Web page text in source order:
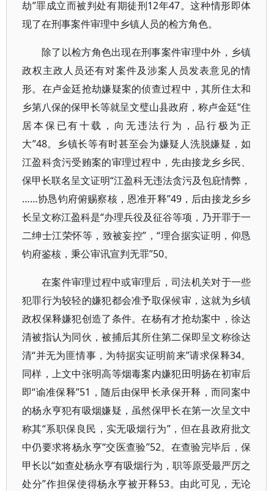
劫”罪成立而被判处有期徒刑12年47。这种情形即体
现了在刑事案件审理中乡镇人员的检方角色。
除了以检方角色出现在刑事案件审理中外，乡镇
政权主政人员还有对案件及涉案人员发表意见的情
形。在卢金廷抢劫嫌疑案的侦查过程中，其所住太和
乡第八保的保甲长等就呈文璧山县政府，称卢金廷“住
居本保已有十载，向无违法行为，品行极为正
大”48。乡镇长等有时甚至会为嫌疑人洗脱嫌疑，如
江盈科贪污受贿案的审理过程中，先由接龙乡乡民、
保甲长联名呈文证明“江盈科无违法贪污及包庇情弊，
……协恳钧府俯赐察核，恩准开释”49，后由接龙乡乡
长呈文称江盈科是“办理兵役及征谷等项，乃开罪于一
二绅士江荣怀等，致被妄控”，“理合据实证明，仰恳
钧府鉴核，秉公审讯宣判无罪”50。
在案件审理过程中或审理后，司法机关对于一些
犯罪行为较轻的嫌犯都会准予取保候审，这就为乡镇
政权保释嫌犯创造了条件。在杨有才抢劫案中，徐达
清被指认为同伙，被捕后其所住第二保即呈文称徐达
清“并无为匪情事，为特据实证明前来”请求保释34。
同样，上文中张明高等烟毒案内嫌犯田明扬在初审后
即“谕准保释”51，随后由保甲长承保开释，而同案中
的杨永亨犯有吸烟嫌疑，虽然保甲长在第一次呈文中
称其“系职保良民，实无吸烟行为”，但在县政府批文
中仍要求将杨永亨“交医查验”52。在查验完毕后，保
甲长以“如查处杨永亨有吸烟行为，职等原受最严厉之
处分”作担保使得杨永亨被开释53。由此可见，无论